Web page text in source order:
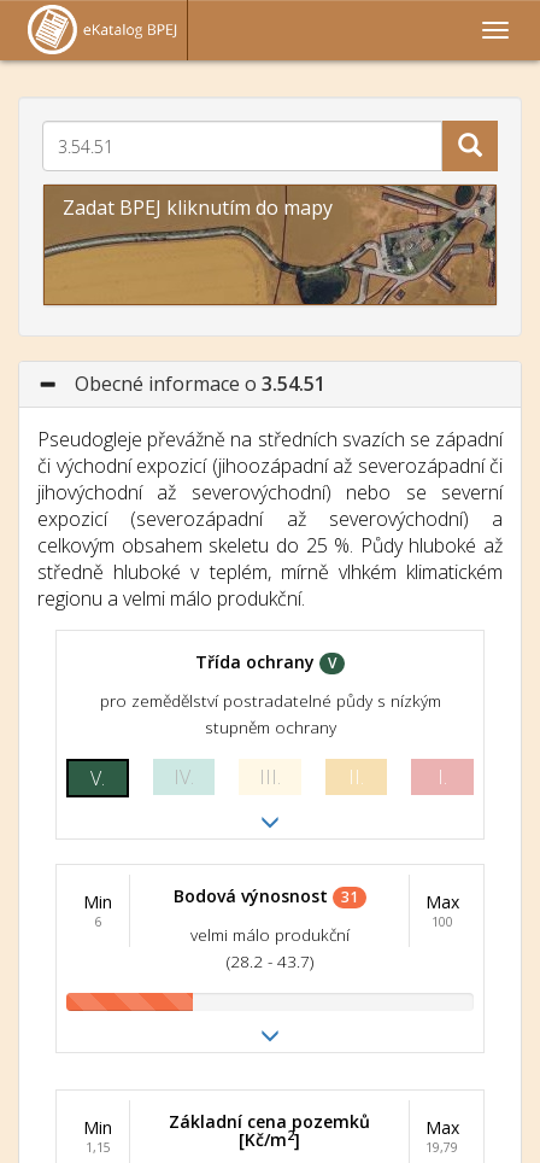
Zadat BPEJ kliknutím do mapy
Obecné informace o 3.54.51
Pseudogleje převážně na středních svazích se západní
či východní expozicí (jihoozápadní až severozápadní či
jihovýchodní až severovýchodní) nebo se severní
expozicí (severozápadní až severovýchodní) a
celkovým obsahem skeletu do 25 %. Půdy hluboké až
středně hluboké v teplém, mírně vlhkém klimatickém
regionu a velmi málo produkční.
Třída ochrany V
pro zemědělství postradatelné půdy s nízkým
stupněm ochrany
V. IV. III. II. I.
Min
6
Bodová výnosnost 31
velmi málo produkční
(28.2 - 43.7)
Max
100
Min
1,15
Základní cena pozemků
[Kč/m2]
Max
19,79